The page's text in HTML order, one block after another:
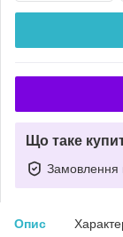
Що таке
Замовлення
Опис